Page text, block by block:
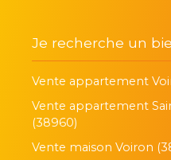
Je recherche un
Vente appartement
Vente appartement
(38960)
Vente maison Voiron